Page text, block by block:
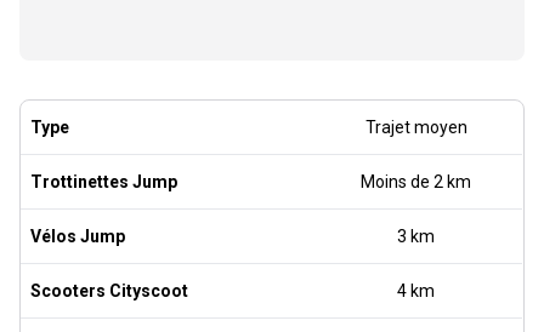
Type Trajet moyen
Trottinettes Jump Moins de 2 km
Vélos Jump 3 km
Scooters Cityscoot 4 km